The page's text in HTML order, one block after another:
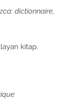
dictionnaire,
kitap.